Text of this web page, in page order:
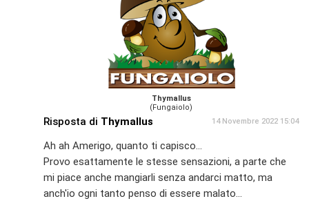
Thymallus
(Fungaiolo)
Risposta di Thymallus 14 Novembre 2022 15:04
Ah ah Amerigo, quanto ti capisco...
Provo esattamente le stesse sensazioni, a parte che
mi piace anche mangiarli senza andarci matto, ma
anch'io ogni tanto penso di essere malato...